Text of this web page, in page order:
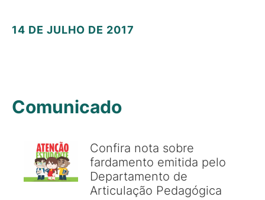
14 DE JULHO DE 2017
Comunicado
Confira nota sobre
fardamento emitida pelo
Departamento de
Articulação Pedagógica